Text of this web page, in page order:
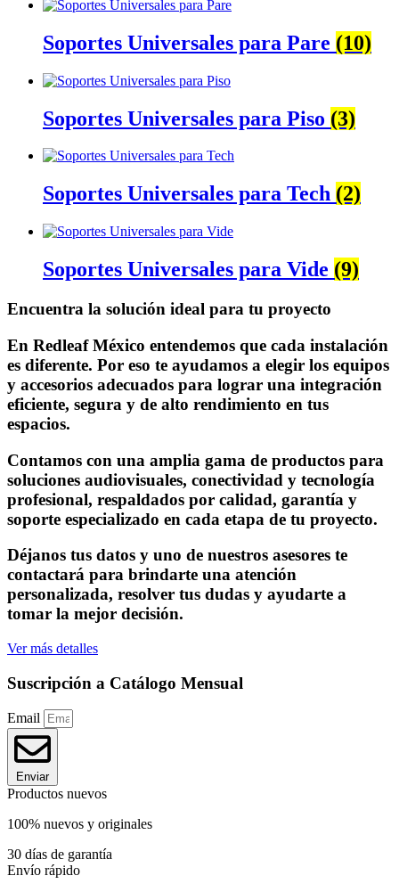
Soportes Universales para Pare (10)
Soportes Universales para Piso (3)
Soportes Universales para Tech (2)
Soportes Universales para Vide (9)
Encuentra la solución ideal para tu proyecto
En Redleaf México entendemos que cada instalación
es diferente. Por eso te ayudamos a elegir los equipos
y accesorios adecuados para lograr una integración
eficiente, segura y de alto rendimiento en tus
espacios.
Contamos con una amplia gama de productos para
soluciones audiovisuales, conectividad y tecnología
profesional, respaldados por calidad, garantía y
soporte especializado en cada etapa de tu proyecto.
Déjanos tus datos y uno de nuestros asesores te
contactará para brindarte una atención
personalizada, resolver tus dudas y ayudarte a
tomar la mejor decisión.
Ver más detalles
Suscripción a Catálogo Mensual
Email
Enviar
Productos nuevos
100% nuevos y originales
30 días de garantía
Envío rápido